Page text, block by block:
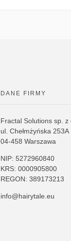
DANE FIRMY
Fractal Solutions sp. z
ul. Chełmżyńska 253A
04-458 Warszawa
NIP: 5272960840
KRS: 0000905800
REGON: 389173213
info@hairytale.eu